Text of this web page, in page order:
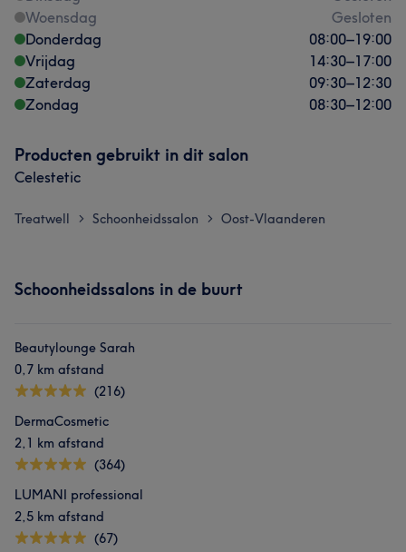
Woensdag
Gesloten
Donderdag
08:00–19:00
Vrijdag
14:30–17:00
Zaterdag
09:30–12:30
Zondag
08:30–12:00
Producten gebruikt in dit salon
Celestetic
Treatwell > Schoonheidssalon > Oost-Vlaanderen
Schoonheidssalons in de buurt
Beautylounge Sarah
0,7 km afstand
(216)
DermaCosmetic
2,1 km afstand
(364)
LUMANI professional
2,5 km afstand
(67)